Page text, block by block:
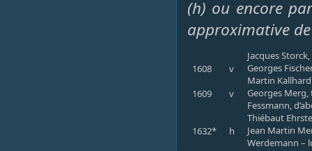
(h) ou encore
approximative
Jacques
1608
v
Georges
Martin
1609
v
Georges Merg,
Fessmann,
Thiébaut
1632*
h
Jean Martin
Werdemann –